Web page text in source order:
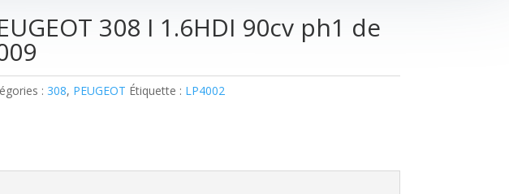
308 I 1.6HDI 90cv ph1 de
: 308, PEUGEOT Étiquette : LP4002